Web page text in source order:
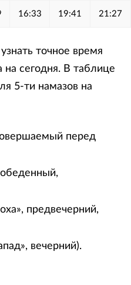
16:33 19:41 21:27
точное время
на сегодня. В таблице
5-ти намазов на
перед
предвечерний,
вечерний).